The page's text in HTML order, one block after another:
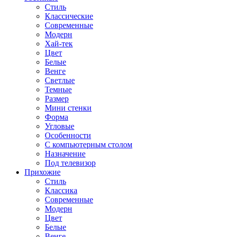
Стиль
Классические
Современные
Модерн
Хай-тек
Цвет
Белые
Венге
Светлые
Темные
Размер
Мини стенки
Форма
Угловые
Особенности
С компьютерным столом
Назначение
Под телевизор
Прихожие
Стиль
Классика
Современные
Модерн
Цвет
Белые